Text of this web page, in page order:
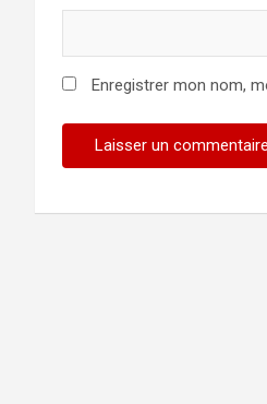
Enregistrer mon nom,